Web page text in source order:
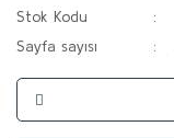
Stok Kodu
Sayfa sayısı